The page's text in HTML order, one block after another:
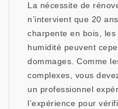
La nécessite de
n’intervient que 20
charpente en bois,
humidité peuvent
dommages. Comme
complexes, vous
un professionnel
l’expérience pour